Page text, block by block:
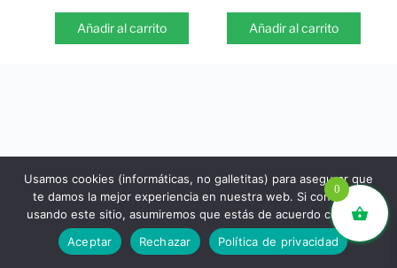
Añadir al carrito Añadir al carrito
libros.eco © - Desde Barcelona para el mundo 💚 |
Devoluciones y reembolsos|Política de Privacidad
0
Usamos cookies (informáticas, no galletitas) para asegurar que
te damos la mejor experiencia en nuestra web. Si continúas
usando este sitio, asumiremos que estás de acuerdo con ello.
Aceptar
Rechazar Política de privacidad